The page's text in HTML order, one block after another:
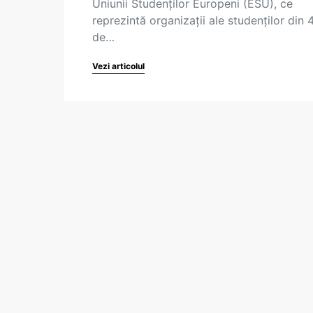
Uniunii Studenților Europeni (ESU), ce
reprezintă organizații ale studenților din
de…
Vezi articolul